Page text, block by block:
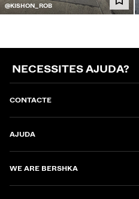
@KISHON_ROB
NECESSITES AJUDA?
CONTACTE
AJUDA
WE ARE BERSHKA